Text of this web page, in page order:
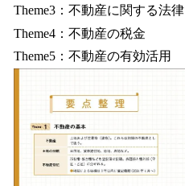
Theme3：不動産に関する法律
Theme4：不動産の税金
Theme5：不動産の有効活用